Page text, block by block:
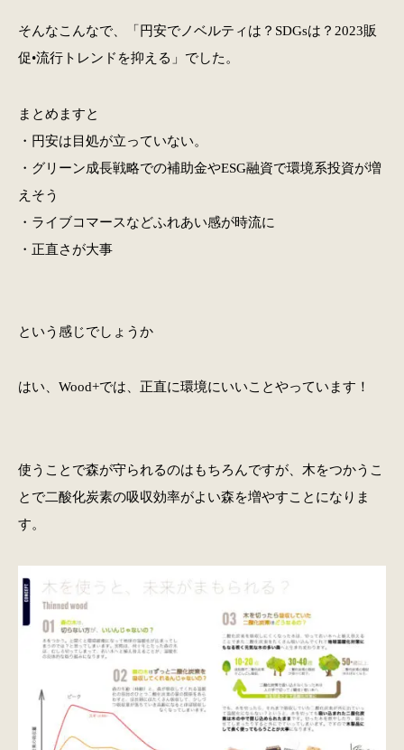
そんなこんなで、「円安でノベルティは？SDGsは？2023販
促•流行トレンドを抑える」でした。
まとめますと
・円安は目処が立っていない。
・グリーン成長戦略での補助金やESG融資で環境系投資が増
えそう
・ライブコマースなどふれあい感が時流に
・正直さが大事
という感じでしょうか
はい、Wood+では、正直に環境にいいことやっています！
使うことで森が守られるのはもちろんですが、木をつかうこ
とで二酸化炭素の吸収効率がよい森を増やすことになりま
す。